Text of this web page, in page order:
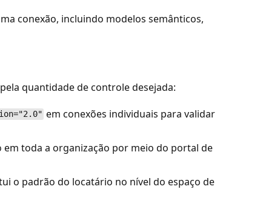
conexão, incluindo modelos semânticos,
quantidade de controle desejada:
em conexões individuais para validar
em toda a organização por meio do portal de
o padrão do locatário no nível do espaço de